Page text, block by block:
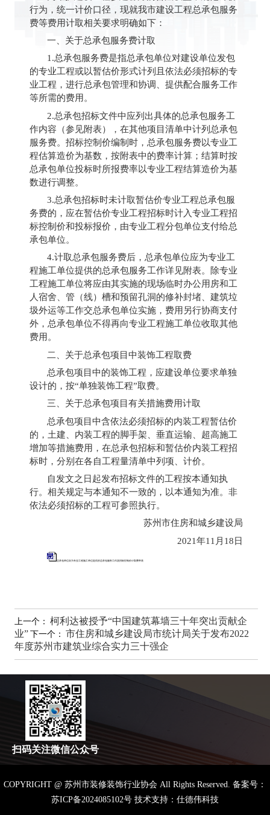
行为，统一计价口径，现就我市建设工程总承包服务
费等费用计取相关要求明确如下：
一、关于总承包服务费计取
1.总承包服务费是指总承包单位对建设单位发包
的专业工程或以暂估价形式计列且依法必须招标的专
业工程，进行总承包管理和协调、提供配合服务工作
等所需的费用。
2.总承包招标文件中应列出具体的总承包服务工
作内容（参见附表），在其他项目清单中计列总承包
服务费。招标控制价编制时，总承包服务费以专业工
程估算造价为基数，按附表中的费率计算；结算时按
总承包单位投标时所报费率以专业工程结算造价为基
数进行调整。
3.总承包招标时未计取暂估价专业工程总承包服
务费的，应在暂估价专业工程招标时计入专业工程招
标控制价和投标报价，由专业工程分包单位支付给总
承包单位。
4.计取总承包服务费后，总承包单位应为专业工
程施工单位提供的总承包服务工作详见附表。除专业
工程施工单位将应由其实施的现场临时办公用房和工
人宿舍、管（线）槽和预留孔洞的修补封堵、建筑垃
圾外运等工作交总承包单位实施，费用另行协商支付
外，总承包单位不得再向专业工程施工单位收取其他
费用。
二、关于总承包项目中装饰工程取费
总承包项目中的装饰工程，应建设单位要求单独
设计的，按“单独装饰工程”取费。
三、关于总承包项目有关措施费用计取
总承包项目中含依法必须招标的内装工程暂估价
的，土建、内装工程的脚手架、垂直运输、超高施工
增加等措施费用，在总承包招标和暂估价内装工程招
标时，分别在各自工程量清单中列项、计价。
自发文之日起发布招标文件的工程按本通知执
行。相关规定与本通知不一致的，以本通知为准。非
依法必须招标的工程可参照执行。
苏州市住房和城乡建设局
2021年11月18日
总承包单位应为专业工程施工单位提供的总承包服务工作及招标控制价计取费率表
上一个： 柯利达被授予“中国建筑幕墙三十年突出贡献企
业” 下一个： 市住房和城乡建设局市统计局关于发布2022
年度苏州市建筑业综合实力三十强企
扫码关注微信公众号
COPYRIGHT @ 苏州市装修装饰行业协会 All Rights Reserved. 备案号：
苏ICP备2024085102号 技术支持：仕德伟科技